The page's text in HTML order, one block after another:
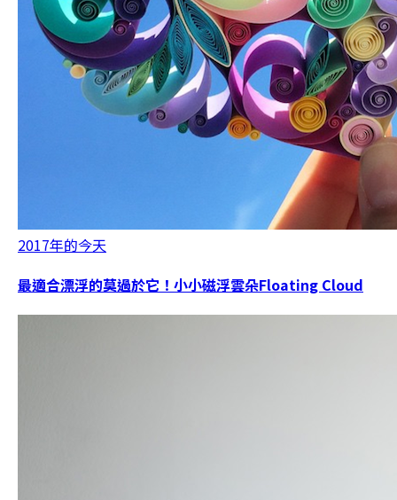
2017年的今天
最適合漂浮的莫過於它！小小磁浮雲朵Floating Cloud